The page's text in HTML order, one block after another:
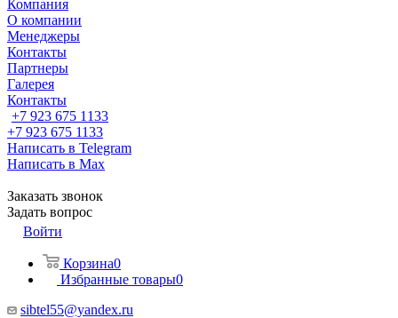
Компания
О компании
Менеджеры
Контакты
Партнеры
Галерея
Контакты
+7 923 675 1133
+7 923 675 1133
Написать в Telegram
Написать в Max
Заказать звонок
Задать вопрос
Войти
Корзина0
Избранные товары0
sibtel55@yandex.ru